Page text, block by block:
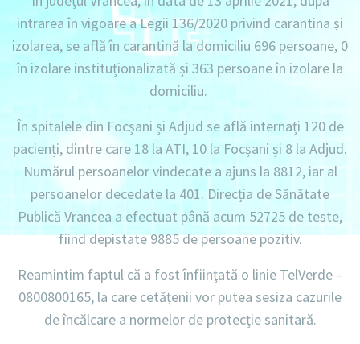
intrarea în vigoare a Legii 136/2020 privind carantina și
izolarea, se află în carantină la domiciliu 696 persoane, 0
în izolare instituționalizată și 363 persoane în izolare la
domiciliu.
În spitalele din Focșani și Adjud se află internați 120 de
pacienți, dintre care 18 la ATI, 10 la Focșani și 8 la Adjud.
Numărul persoanelor vindecate a ajuns la 8812,iar al
persoanelor decedate la 401. Direcția de Sănătate
Publică Vrancea a efectuat până acum 52725 de teste,
fiind depistate9885 de persoane pozitiv.
Reamintim faptul că a fost înființată o linie TelVerde –
0800800165, la care cetățenii vor putea sesiza cazurile
de încălcare a normelor de protecție sanitară.